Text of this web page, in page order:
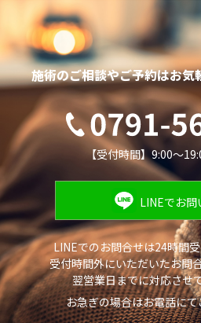
施術のご相談やご予約はお気
【受付時間】9:00～
LINEでお問
LINEでのお問合せは24時間
受付時間外にいただいたお問
翌営業日までに対応させ
お急ぎの場合はお電話に